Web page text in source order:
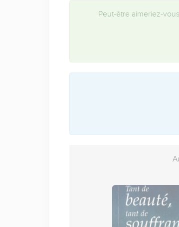
Peut-être aimeriez-